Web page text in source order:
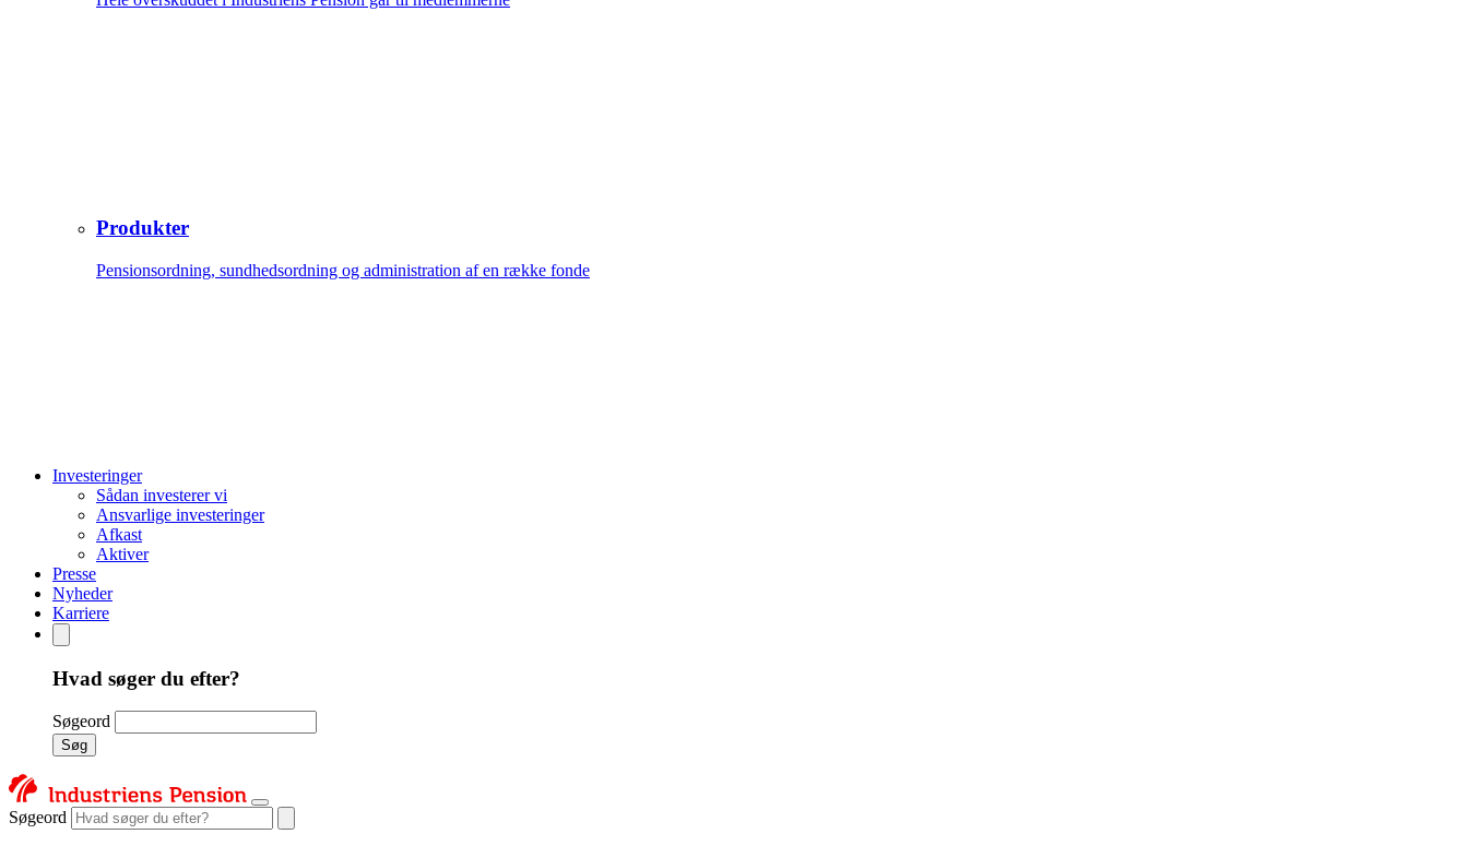
Produkter
Pensionsordning, sundhedsordning og administration af en række fonde
Investeringer
Sådan investerer vi
Ansvarlige investeringer
Afkast
Aktiver
Presse
Nyheder
Karriere
Hvad søger du efter?
Søgeord
Søg
Søgeord